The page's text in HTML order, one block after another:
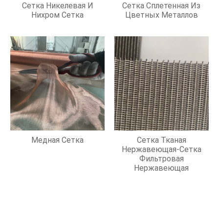
Сетка Никелевая И
Нихром Сетка
Сетка Сплетенная Из
Цветных Металлов
Медная Сетка
Сетка Тканая
Нержавеющая-Сетка
Фильтровая
Нержавеющая